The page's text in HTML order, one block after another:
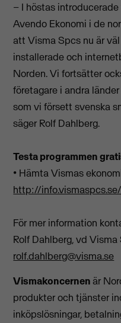
– I höstas
Avendo Ekonomi i de
att Visma Spcs nu är
installerade och
Norden. Vi fortsätter
företagare i andra
som vi försett svenska
säger Rolf Dahlberg.
Testa programmen
• Hämta Vismas
http://
För mer information
Rolf Dahlberg, vd
rolf.dahlberg@visma.se
Vismakoncernenär
produkter och tjänster
inköpslösningar,